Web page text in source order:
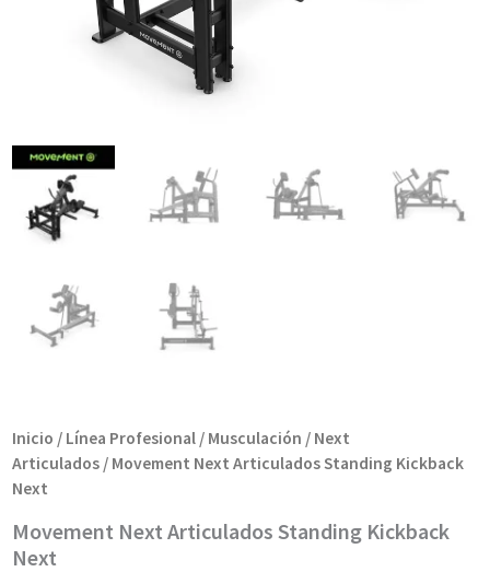
Inicio / Línea Profesional / Musculación / Next
Articulados / Movement Next Articulados Standing Kickback
Next
Movement Next Articulados Standing Kickback
Next